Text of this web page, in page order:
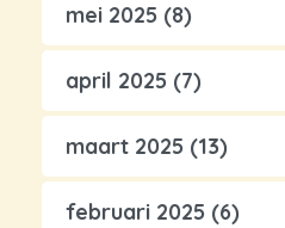
mei 2025 (8)
april 2025 (7)
maart 2025 (13)
februari 2025 (6)